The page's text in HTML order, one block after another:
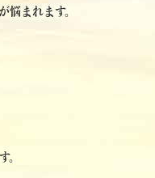
悩まれます。
。